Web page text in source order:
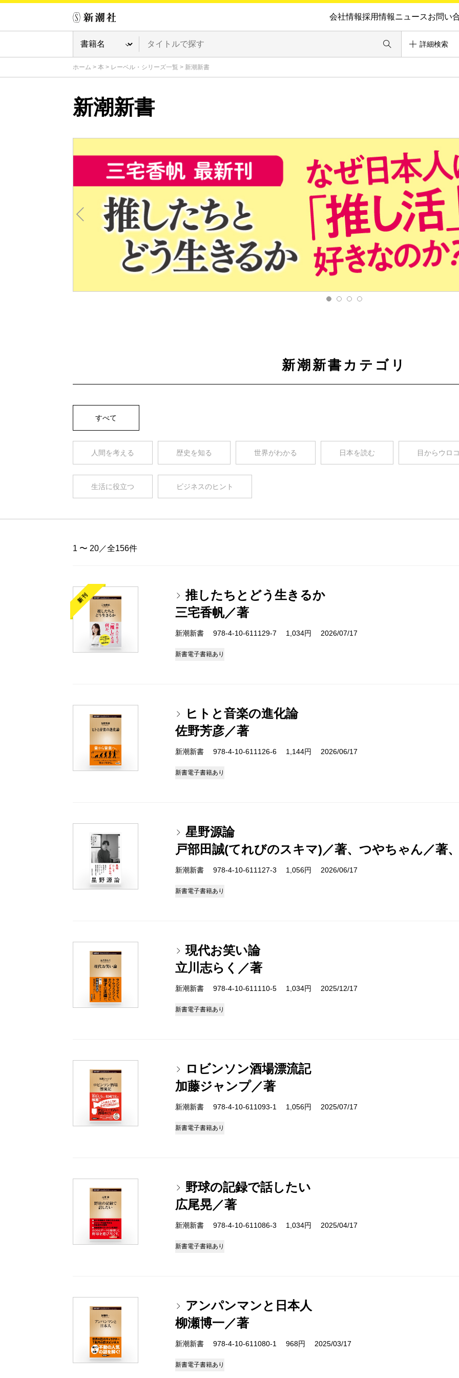
会社情報採用情報ニュースお問い
詳細検索
ホーム > 本 > レーベル・シリーズ一覧 > 新潮新書
新潮新書
新潮新書カテゴリ
すべて
人間を考える 歴史を知る 世界がわかる 日本を読む 目からウロコ
生活に役立つ ビジネスのヒント
1 〜 20／全156件
新刊
推したちとどう生きるか
三宅香帆／著
新潮新書 978-4-10-611129-7 1,034円 2026/07/17
新書電子書籍あり
ヒトと音楽の進化論
佐野芳彦／著
新潮新書 978-4-10-611126-6 1,144円 2026/06/17
新書電子書籍あり
星野源論
戸部田誠(てれびのスキマ)／著、つやちゃん／著
新潮新書 978-4-10-611127-3 1,056円 2026/06/17
新書電子書籍あり
現代お笑い論
立川志らく／著
新潮新書 978-4-10-611110-5 1,034円 2025/12/17
新書電子書籍あり
ロビンソン酒場漂流記
加藤ジャンプ／著
新潮新書 978-4-10-611093-1 1,056円 2025/07/17
新書電子書籍あり
野球の記録で話したい
広尾晃／著
新潮新書 978-4-10-611086-3 1,034円 2025/04/17
新書電子書籍あり
アンパンマンと日本人
柳瀬博一／著
新潮新書 978-4-10-611080-1 968円 2025/03/17
新書電子書籍あり